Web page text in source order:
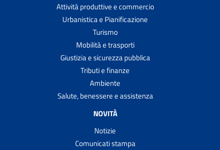
Attività produttive e commercio
Urbanistica e Pianificazione
Turismo
Mobilità e trasporti
Giustizia e sicurezza pubblica
Tributi e finanze
Ambiente
Salute, benessere e assistenza
NOVITÀ
Notizie
Comunicati stampa